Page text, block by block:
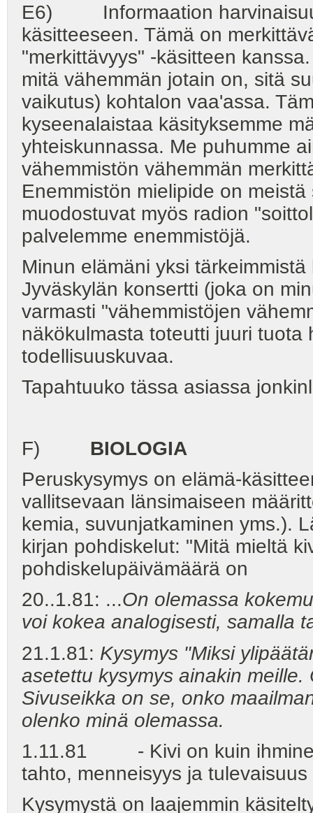
E6) Informaation
käsitteeseen. Tämä on
"merkittävyys" -käsitteen
mitä vähemmän jotain on, sitä
vaikutus) kohtalon vaa'assa.
kyseenalaistaa käsityksemme
yhteiskunnassa. Me puhumme
vähemmistön vähemmän
Enemmistön mielipide on
muodostuvat myös radion
palvelemme enemmistöjä.
Minun elämäni yksi
Jyväskylän konsertti (joka on
varmasti "vähemmistöjen
näkökulmasta toteutti juuri tuota
todellisuuskuvaa.
Tapahtuuko tässa asiassa
F) BIOLOGIA
Peruskysymys on elämä-
vallitsevaan länsimaiseen
kemia, suvunjatkaminen yms.).
kirjan pohdiskelut: "Mitä mieltä
pohdiskelupäivämäärä on
20..1.81: ...On olemassa
voi kokea analogisesti, samalla
21.1.81: Kysymys "Miksi
asetettu kysymys ainakin
Sivuseikka on se, onko
olenko minä olemassa.
1.11.81 - Kivi on kuin
tahto, menneisyys ja
Kysymystä on laajemmin